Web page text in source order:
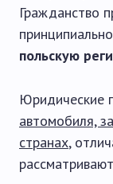
Гражданство
польскую
Юридические
автомобиля,
странах,